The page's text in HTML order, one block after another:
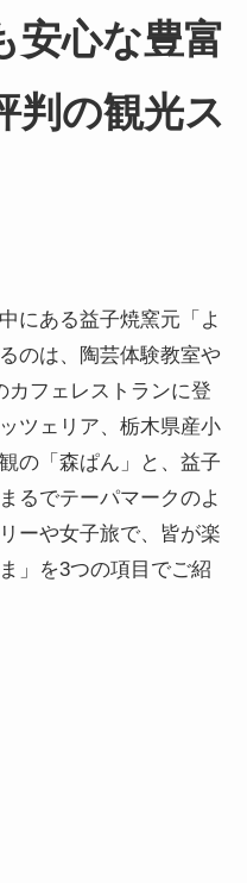
心な豊富
判の観光ス
にある益子焼窯元「よ
のは、陶芸体験教室や
カフェレストランに登
ツェリア、栃木県産小
の「森ぱん」と、益子
るでテーパマークのよ
ーや女子旅で、皆が楽
」を3つの項目でご紹